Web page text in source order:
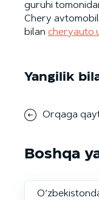
guruhi
Chery
bilan
Yangilik
Orqaga
Boshqa